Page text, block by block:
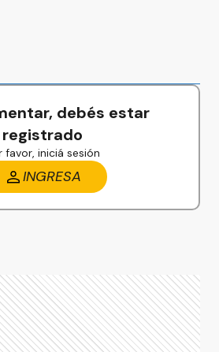
debés estar
registrado
favor, iniciá sesión
INGRESA